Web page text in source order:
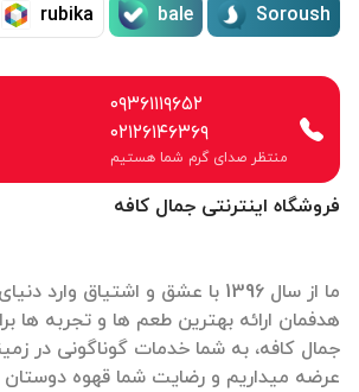
فروشگاه اینترنتی جمال کافه
ما از سال 1396 با عشق و اشتیاق
هدفمان ارائه بهترین طعم ها و تجربه ها
جمال کافه، به شما خدمات گوناگونی در
عرضه میداریم و رضایت شما قهوه دوستان
Soroush
bale
rubika
۰۹۳۶۱۱۱۹۶۵۲
۰۲۱۲۶۱۴۶۳۶۹
منتظر صدای گرم شما هستیم